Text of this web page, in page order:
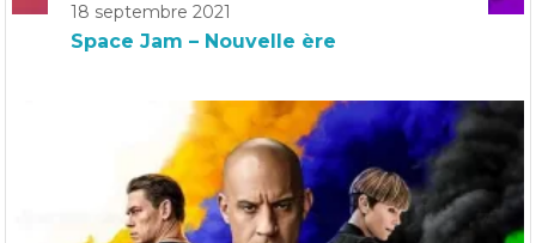
18 septembre 2021
Space Jam – Nouvelle ère